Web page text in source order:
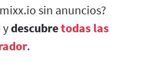
sin anuncios?
ydescubretodas las
.